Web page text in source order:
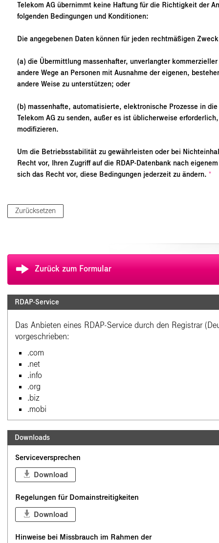
Telekom AG übernimmt keine Haftung für die Richtigkeit der
folgenden Bedingungen und Konditionen:
Die angegebenen Daten können für jeden rechtmäßigen
(a) die Übermittlung massenhafter, unverlangter
andere Wege an Personen mit Ausnahme der eigenen,
andere Weise zu unterstützen; oder
(b) massenhafte, automatisierte, elektronische Prozesse in
Telekom AG zu senden, außer es ist üblicherweise
modifizieren.
Um die Betriebsstabilität zu gewährleisten oder bei
Recht vor, Ihren Zugriff auf die RDAP-Datenbank nach
sich das Recht vor, diese Bedingungen jederzeit zu ändern. *
Zurück zum Formular
RDAP-Service
Das Anbieten eines RDAP-Service durch den Registrar
vorgeschrieben:
.com
.net
.info
.org
.biz
.mobi
Downloads
Serviceversprechen
Download
Regelungen für Domainstreitigkeiten
Download
Hinweise bei Missbrauch im Rahmen der